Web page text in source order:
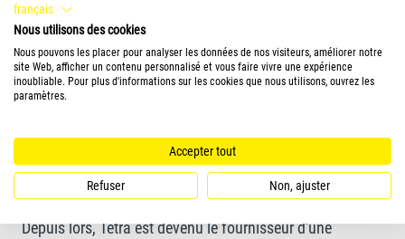
Une large gamme de produits pour
aquariums et bassins de jardin
Depuis lors, Tetra est devenu le fournisseur d'une
français
Nous utilisons des cookies
Nous pouvons les placer pour analyser les données de nos visiteurs, améliorer notre
site Web, afficher un contenu personnalisé et vous faire vivre une expérience
inoubliable. Pour plus d'informations sur les cookies que nous utilisons, ouvrez les
paramètres.
Accepter tout
Refuser Non, ajuster